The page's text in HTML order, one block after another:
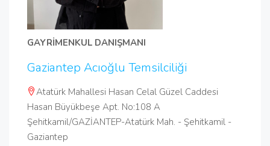
GAYRİMENKUL DANIŞMANI
Gaziantep Acıoğlu Temsilciliği
Atatürk Mahallesi Hasan Celal Güzel Caddesi
Hasan Büyükbeşe Apt. No:108 A
Şehitkamil/GAZİANTEP-Atatürk Mah. - Şehitkamil -
Gaziantep